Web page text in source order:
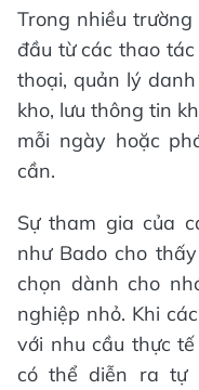
Trong nhiều
đầu từ các thao
thoại, quản lý
kho, lưu thông tin
mỗi ngày hoặc
cần.
Sự tham gia của
như Bado cho
chọn dành cho
nghiệp nhỏ. Khi
với nhu cầu thực
có thể diễn ra tự